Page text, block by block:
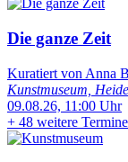
Die ganze Zeit
Kuratiert von Anna
Kunstmuseum,
09.08.26, 11:00 Uhr
+ 48 weitere Termine